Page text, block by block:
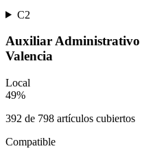
C2
Auxiliar Administrativo
Valencia
Local
49%
392 de 798 artículos cubiertos
Compatible